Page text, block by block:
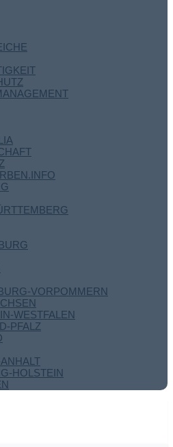
VORPOMMERN
WESTFALEN
PFALZ
HOLSTEIN